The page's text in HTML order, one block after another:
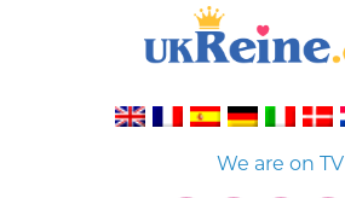
We are on TV